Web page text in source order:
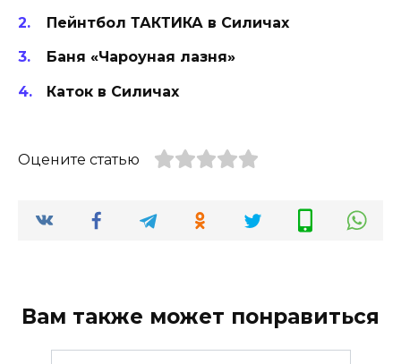
Пейнтбол ТАКТИКА в Силичах
Баня «Чароуная лазня»
Каток в Силичах
Оцените статью
Вам также может понравиться